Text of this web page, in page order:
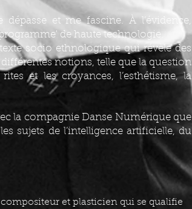
et me fascine. À l’évidence,
de haute technologie.
socio ethnologique qui révèle des
notions, telle que la question
et les croyances, l’esthétisme, la
la compagnie Danse Numérique que
sujets de l’intelligence artificielle, du
et plasticien qui se qualifie